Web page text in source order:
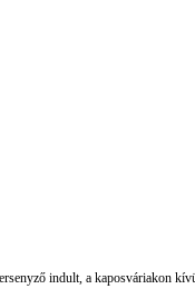
indult, a kaposváriakon